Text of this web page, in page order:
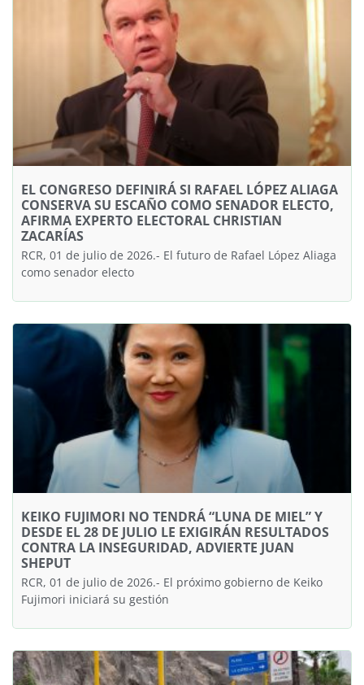
EL CONGRESO DEFINIRÁ SI RAFAEL LÓPEZ ALIAGA
CONSERVA SU ESCAÑO COMO SENADOR ELECTO,
AFIRMA EXPERTO ELECTORAL CHRISTIAN
ZACARÍAS
RCR, 01 de julio de 2026.- El futuro de Rafael López Aliaga
como senador electo
KEIKO FUJIMORI NO TENDRÁ “LUNA DE MIEL” Y
DESDE EL 28 DE JULIO LE EXIGIRÁN RESULTADOS
CONTRA LA INSEGURIDAD, ADVIERTE JUAN
SHEPUT
RCR, 01 de julio de 2026.- El próximo gobierno de Keiko
Fujimori iniciará su gestión